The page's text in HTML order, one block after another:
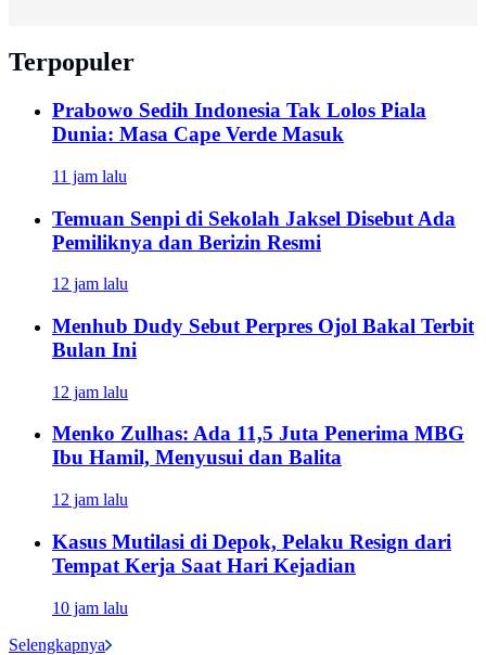
Terpopuler
Prabowo Sedih Indonesia Tak Lolos Piala
Dunia: Masa Cape Verde Masuk
11 jam lalu
Temuan Senpi di Sekolah Jaksel Disebut Ada
Pemiliknya dan Berizin Resmi
12 jam lalu
Menhub Dudy Sebut Perpres Ojol Bakal Terbit
Bulan Ini
12 jam lalu
Menko Zulhas: Ada 11,5 Juta Penerima MBG
Ibu Hamil, Menyusui dan Balita
12 jam lalu
Kasus Mutilasi di Depok, Pelaku Resign dari
Tempat Kerja Saat Hari Kejadian
10 jam lalu
Selengkapnya